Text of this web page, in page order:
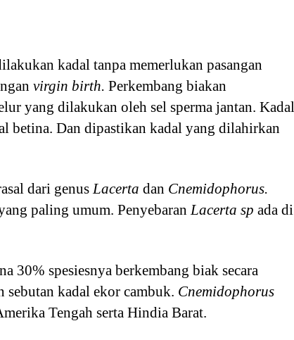
kadal tanpa memerlukan pasangan
virgin birth. Perkembang biakan
yang dilakukan oleh sel sperma jantan. Kadal
betina. Dan dipastikan kadal yang dilahirkan
dari genus Lacerta dan Cnemidophorus.
paling umum. Penyebaran Lacerta sp ada di
30% spesiesnya berkembang biak secara
sebutan kadal ekor cambuk. Cnemidophorus
Tengah serta Hindia Barat.